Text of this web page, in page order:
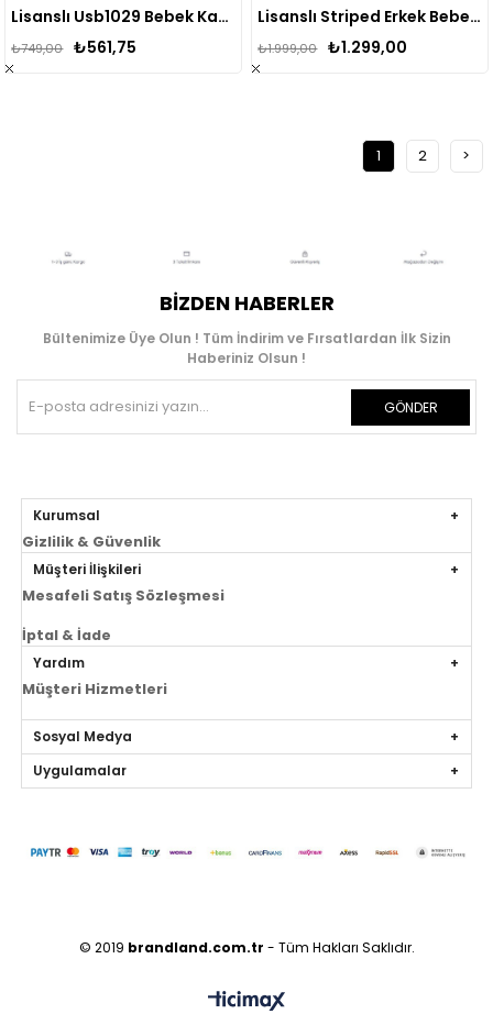
Lisanslı Usb1029 Bebek Kapüşonlu Hırka Krem
₺561,75
₺749,00
Lisanslı Striped Erkek Bebek Kapüşonlu Sweat
₺1.299,00
₺1.999,00
1 2 >
BIZDEN HABERLER
Bültenimize Üye Olun ! Tüm İndirim ve Fırsatlardan İlk Sizin
Haberiniz Olsun !
GÖNDER
Kurumsal
Gizlilik & Güvenlik
Müşteri İlişkileri
Mesafeli Satış Sözleşmesi
İptal & İade
Yardım
Müşteri Hizmetleri
Sosyal Medya
Uygulamalar
© 2019 brandland.com.tr - Tüm Hakları Saklıdır.